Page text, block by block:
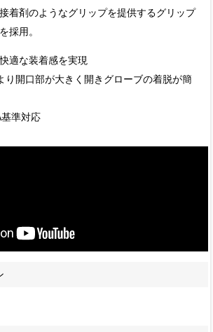
着剤のようなグリップを提供するグリップ
採用。
適な装着感を実現
開口部が大きく開きグローブの着脱が簡
準対応